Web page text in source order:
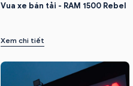
Vua xe bán tải - RAM 1500 Rebel
Xem chi tiết